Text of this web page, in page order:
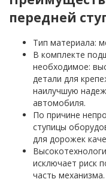
передней
Тип материала:
В комплекте
необходимое:
детали для
наилучшую
автомобиля.
По причине
ступицы
для дорожек
исключает риск
часть механизма.